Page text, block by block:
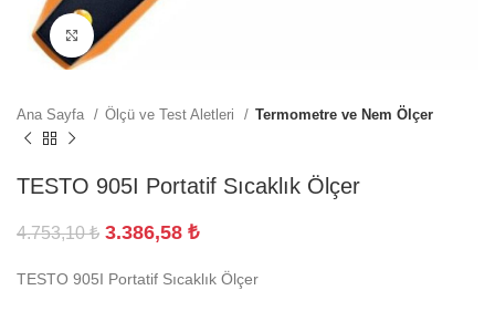
Büyütmek için tıklayın
Ana Sayfa Ölçü ve Test Aletleri Termometre ve Nem Ölçer
TESTO 905I Portatif Sıcaklık Ölçer
4.753,10₺ 3.386,58 ₺
TESTO 905I Portatif Sıcaklık Ölçer